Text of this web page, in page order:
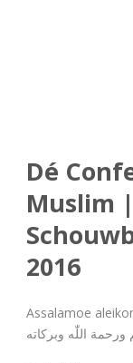
Dé
Muslim |
2016
Assalamoe
ورحمة اللّٰه وبركاته